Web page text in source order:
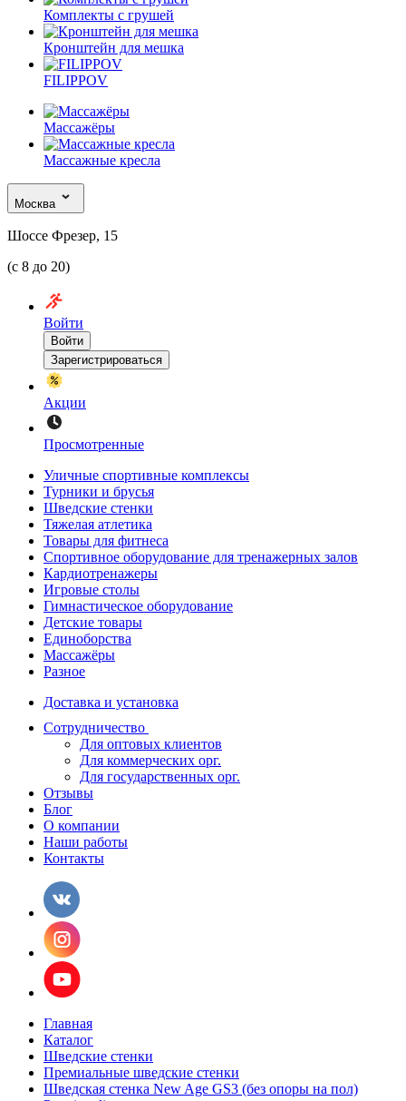
Комплекты с грушей
Кронштейн для мешка
FILIPPOV
Массажёры
Массажные кресла
Москва
Шоссе Фрезер, 15
(с 8 до 20)
Войти
Войти
Зарегистрироваться
Акции
Просмотренные
Уличные спортивные комплексы
Турники и брусья
Шведские стенки
Тяжелая атлетика
Товары для фитнеса
Спортивное оборудование для тренажерных залов
Кардиотренажеры
Игровые столы
Гимнастическое оборудование
Детские товары
Единоборства
Массажёры
Разное
Доставка и установка
Сотрудничество
Для оптовых клиентов
Для коммерческих орг.
Для государственных орг.
Отзывы
Блог
О компании
Наши работы
Контакты
Главная
Каталог
Шведские стенки
Премиальные шведские стенки
Шведская стенка New Age GS3 (без опоры на пол)